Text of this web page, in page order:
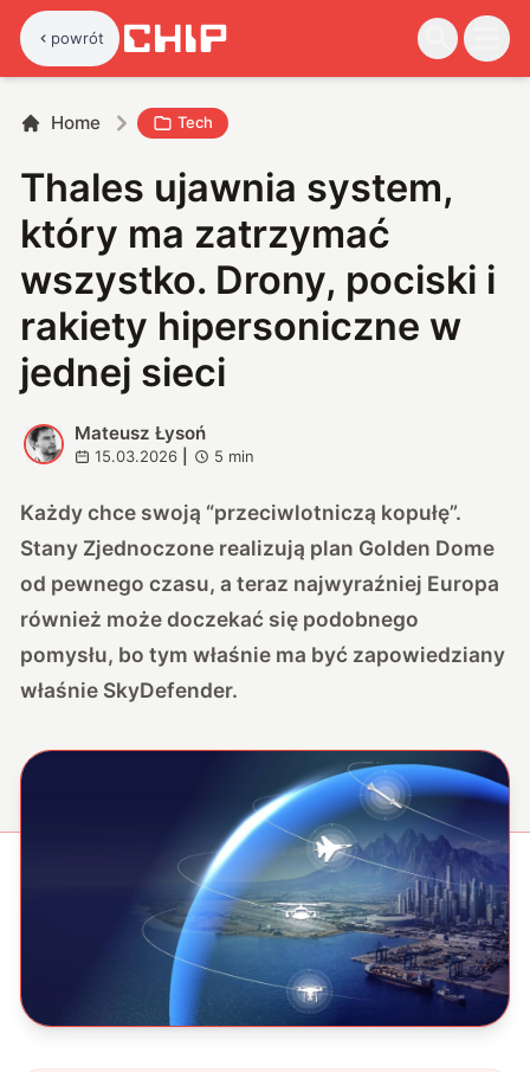
powrót
Home Tech
Thales ujawnia system,
który ma zatrzymać
wszystko. Drony, pociski i
rakiety hipersoniczne w
jednej sieci
M
Mateusz Łysoń
15.03.2026 5 min
Każdy chce swoją “przeciwlotniczą kopułę”.
Stany Zjednoczone realizują plan Golden Dome
od pewnego czasu, a teraz najwyraźniej Europa
również może doczekać się podobnego
pomysłu, bo tym właśnie ma być zapowiedziany
właśnie SkyDefender.